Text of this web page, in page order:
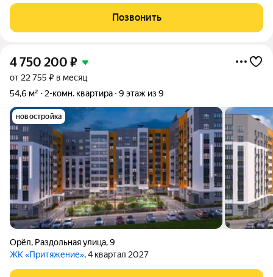
состоянии. Из окон красивый вид на город. Квартира
технически полностью
Позвонить
4 750 200 ₽
от 22 755 ₽ в месяц
54,6 м²
2-комн. квартира 9 этаж из 9
новостройка
Орёл, Раздольная улица,9
ЖК «Притяжение», 4 квартал 2027